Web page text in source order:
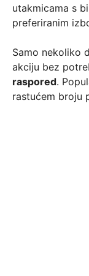
utakmicama s
preferiranim
Samo nekoliko
akciju bez
raspored.
rastućem broju